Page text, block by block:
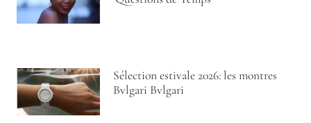
Sélection estivale 2026: les montres
Bvlgari Bvlgari